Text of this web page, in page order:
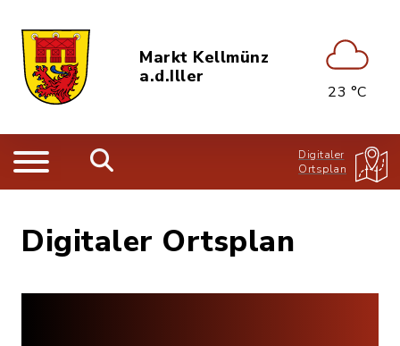
Markt Kellmünz
a.d.Iller
23 °C
Digitaler
Ortsplan
Digitaler Ortsplan